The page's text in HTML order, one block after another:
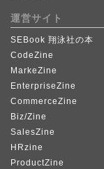
運営サイト
SEBook 翔泳社の本
CodeZine
MarkeZine
EnterpriseZine
CommerceZine
Biz/Zine
SalesZine
HRzine
ProductZine